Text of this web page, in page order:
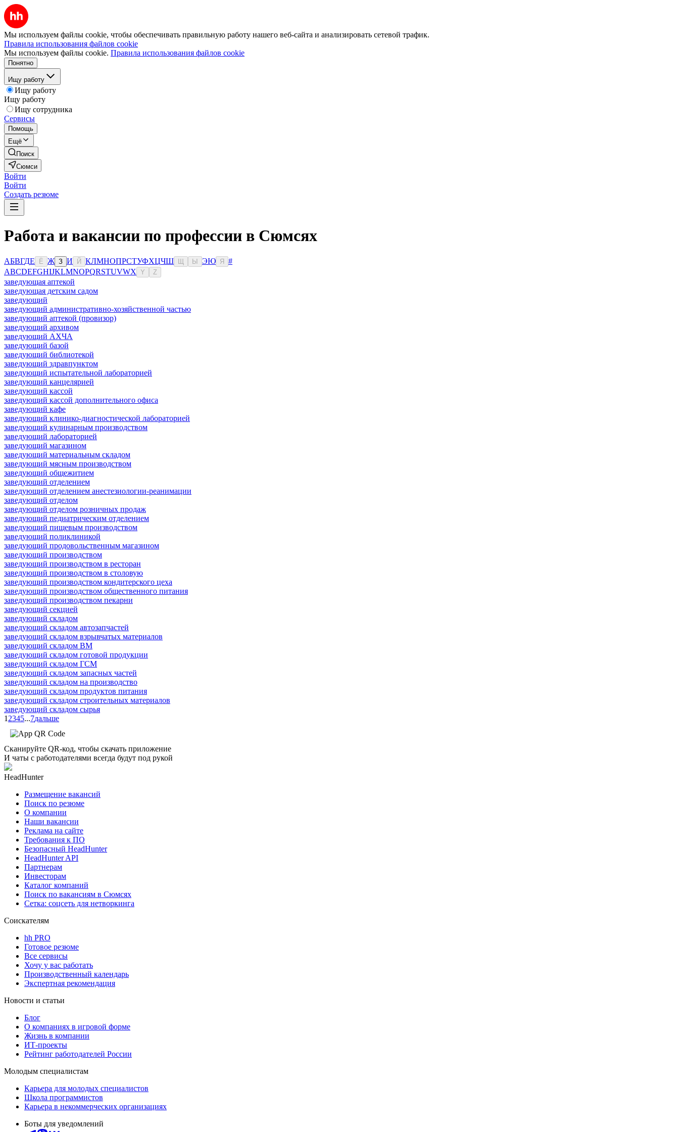
Мы используем файлы cookie, чтобы обеспечивать правильную работу нашего веб-сайта и анализировать сетевой трафик.
Правила использования файлов cookie
Мы используем файлы cookie. Правила использования файлов cookie
Понятно
Ищу работу
Ищу работу
Ищу работу
Ищу сотрудника
Сервисы
Помощь
Ещё
Поиск
Сюмси
Войти
Войти
Создать резюме
Работа и вакансии по профессии в Сюмсях
АБВГДЕ Ё Ж З И Й КЛМНОПРСТУФХЦЧШ Ы ЭЮ Я
#
ABCDEFGHIJKLMNOPQRSTUVWX Y Z
заведующая аптекой
заведующая детским садом
заведующий
заведующий административно-хозяйственной частью
заведующий аптекой (провизор)
заведующий архивом
заведующий АХЧА
заведующий базой
заведующий библиотекой
заведующий здравпунктом
заведующий испытательной лабораторией
заведующий канцелярией
заведующий кассой
заведующий кассой дополнительного офиса
заведующий кафе
заведующий клинико-диагностической лабораторией
заведующий кулинарным производством
заведующий лабораторией
заведующий магазином
заведующий материальным складом
заведующий мясным производством
заведующий общежитием
заведующий отделением
заведующий отделением анестезиологии-реанимации
заведующий отделом
заведующий отделом розничных продаж
заведующий педиатрическим отделением
заведующий пищевым производством
заведующий поликлиникой
заведующий продовольственным магазином
заведующий производством
заведующий производством в ресторан
заведующий производством в столовую
заведующий производством кондитерского цеха
заведующий производством общественного питания
заведующий производством пекарни
заведующий секцией
заведующий складом
заведующий складом автозапчастей
заведующий складом взрывчатых материалов
заведующий складом ВМ
заведующий складом готовой продукции
заведующий складом ГСМ
заведующий складом запасных частей
заведующий складом на производство
заведующий складом продуктов питания
заведующий складом строительных материалов
заведующий складом сырья
1 2345...7дальше
Сканируйте QR-код, чтобы скачать приложение
И чаты с работодателями всегда будут под рукой
HeadHunter
Размещение вакансий
Поиск по резюме
О компании
Наши вакансии
Реклама на сайте
Требования к ПО
Безопасный HeadHunter
HeadHunter API
Партнерам
Инвесторам
Каталог компаний
Поиск по вакансиям в Сюмсях
Сетка: соцсеть для нетворкинга
Соискателям
hh PRO
Готовое резюме
Все сервисы
Хочу у вас работать
Производственный календарь
Экспертная рекомендация
Новости и статьи
Блог
О компаниях в игровой форме
Жизнь в компании
ИТ-проекты
Рейтинг работодателей России
Молодым специалистам
Карьера для молодых специалистов
Школа программистов
Карьера в некоммерческих организациях
Боты для уведомлений